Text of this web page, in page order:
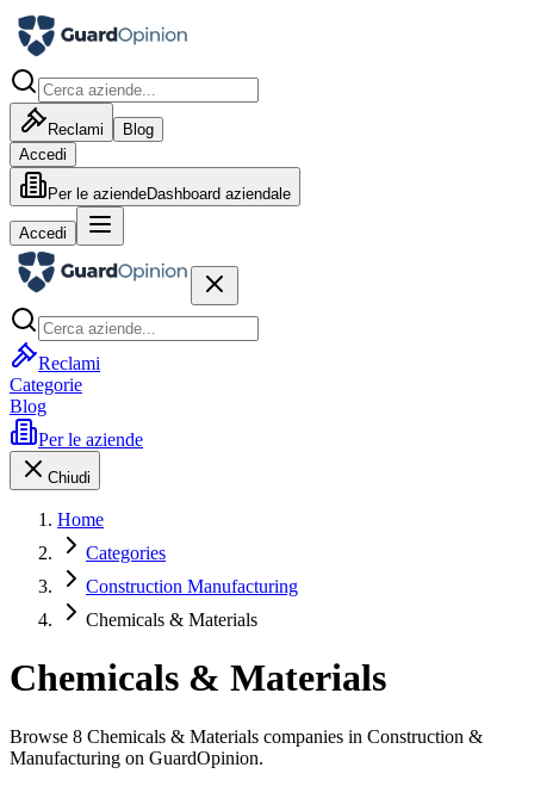
Reclami
Blog
Accedi
Per le aziendeDashboard aziendale
Accedi
Reclami
Categorie
Blog
Per le aziende
Chiudi
Home
Categories
Construction Manufacturing
Chemicals & Materials
Chemicals & Materials
Browse 8 Chemicals & Materials companies in Construction &
Manufacturing on GuardOpinion.